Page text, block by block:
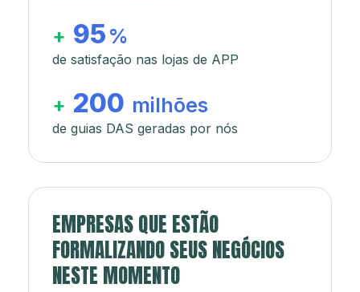
+ 95 %
de satisfação nas lojas de APP
+ 200 milhões
de guias DAS geradas por nós
EMPRESAS QUE ESTÃO
FORMALIZANDO SEUS NEGÓCIOS
NESTE MOMENTO